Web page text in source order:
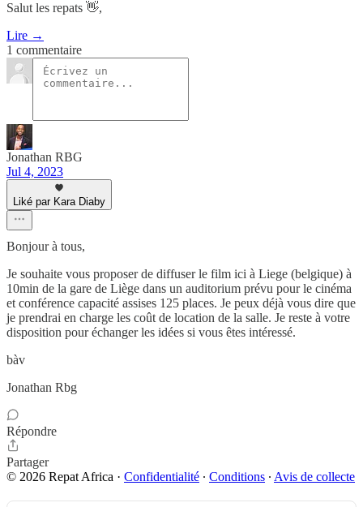
Salut les repats 👋,
Lire →
1 commentaire
Jonathan RBG
Jul 4, 2023
Liké par Kara Diaby
Bonjour à tous,
Je souhaite vous proposer de diffuser le film ici à Liege (belgique) à
10min de la gare de Liège dans un auditorium prévu pour le cinéma
et conférence capacité assises 125 places. Je peux déjà vous dire que
je prendrai en charge les coût de location de la salle. Je reste à votre
disposition pour échanger les idées si vous êtes intéressé.
bàv
Jonathan Rbg
Répondre
Partager
© 2026 Repat Africa · Confidentialité ∙ Conditions ∙ Avis de collecte